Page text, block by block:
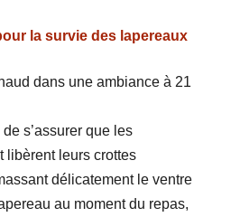
la survie des lapereaux
dans une ambiance à 21
s’assurer que les
libèrent leurs crottes
délicatement le ventre
au moment du repas,